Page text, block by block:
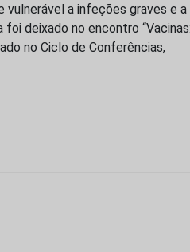
vulnerável a infeções graves e a
deixado no encontro “Vacinas:
no Ciclo de Conferências,